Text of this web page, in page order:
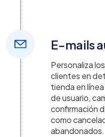
E-mails
Personaliza
clientes en
tienda en
de usuario,
confirmación
como
abandonados.